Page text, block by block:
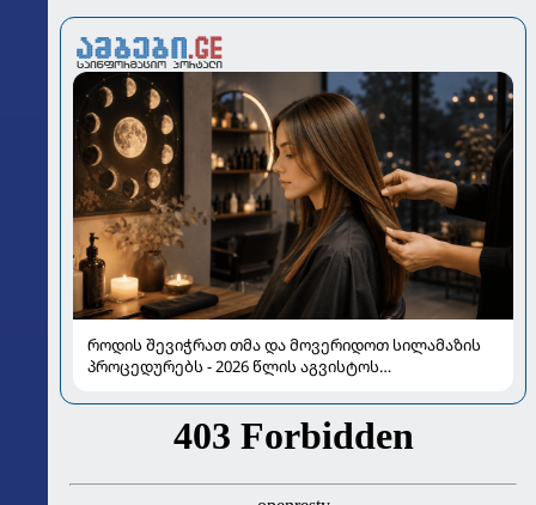
როდის შევიჭრათ თმა და მოვერიდოთ სილამაზის
პროცედურებს - 2026 წლის აგვისტოს